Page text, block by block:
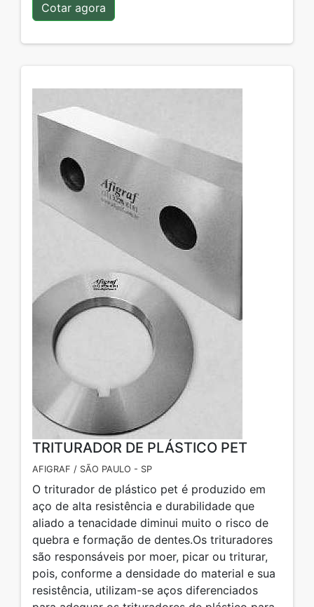
Cotar agora
TRITURADOR DE PLÁSTICO PET
AFIGRAF / SÃO PAULO - SP
O triturador de plástico pet é produzido em
aço de alta resistência e durabilidade que
aliado a tenacidade diminui muito o risco de
quebra e formação de dentes.Os trituradores
são responsáveis por moer, picar ou triturar,
pois, conforme a densidade do material e sua
resistência, utilizam-se aços diferenciados